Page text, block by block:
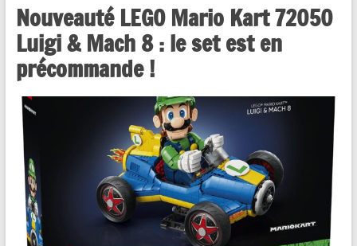
Nouveauté LEGO Mario Kart 72050
Luigi & Mach 8 : le set est en
précommande !